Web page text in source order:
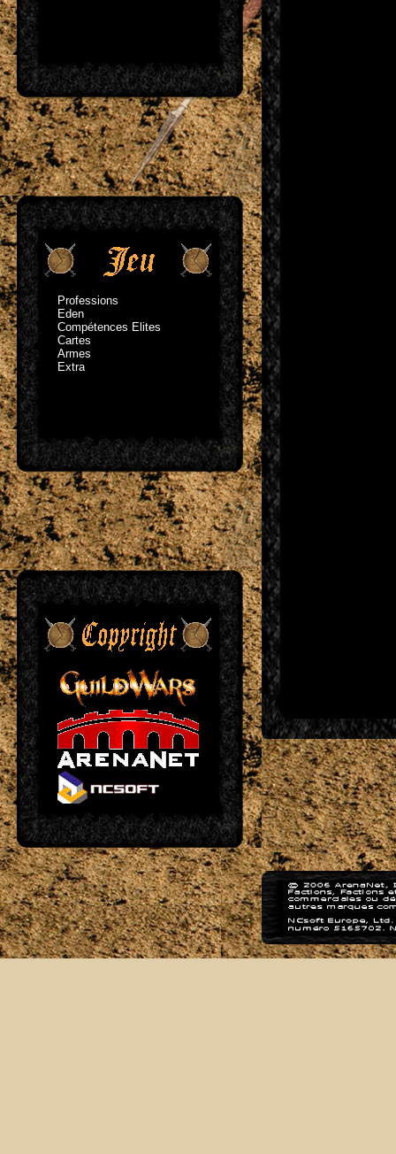
Professions
Eden
Compétences Elites
Cartes
Armes
Extra